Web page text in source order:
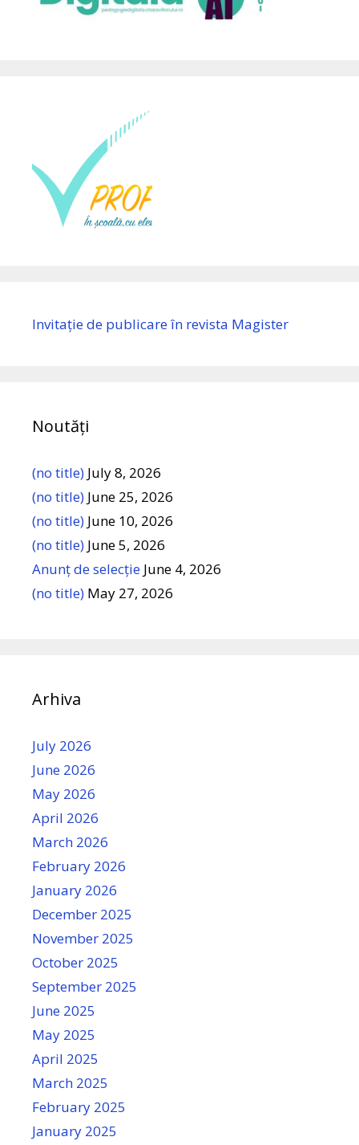
Invitație de publicare în revista Magister
Noutăți
(no title) July 8, 2026
(no title) June 25, 2026
(no title) June 10, 2026
(no title) June 5, 2026
Anunț de selecție June 4, 2026
(no title) May 27, 2026
Arhiva
July 2026
June 2026
May 2026
April 2026
March 2026
February 2026
January 2026
December 2025
November 2025
October 2025
September 2025
June 2025
May 2025
April 2025
March 2025
February 2025
January 2025